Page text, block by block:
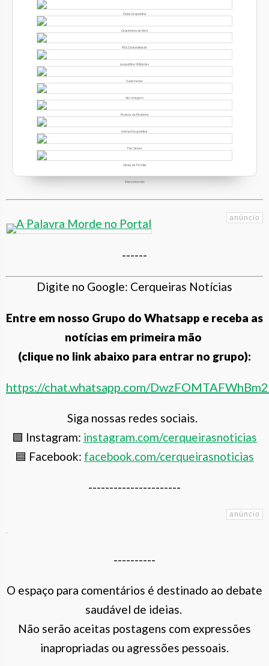
Clube Leopoldina
Caseirinhos da Rafa
MSL Contabilidade
Leopoldina Utilidades
Sudamerica
Ver-imagem
Padaria do Pedrinho
Unimed Leopoldina
Fiat Valore
Clínica da Família
iMicro Internet
------
Digite no Google: Cerqueiras Notícias
Entre em nosso Grupo do Whatsapp e receba as
notícias em primeira mão
(clique no link abaixo para entrar no grupo):
https://chat.whatsapp.com/
Siga nossas redes sociais.
🟪 Instagram: instagram.com/cerqueirasnoticias
🟦 Facebook: facebook.com/cerqueirasnoticias
----------------------
----------
O espaço para comentários é destinado ao debate
saudável de ideias.
Não serão aceitas postagens com expressões
inapropriadas ou agressões pessoais.